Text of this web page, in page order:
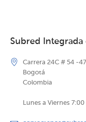
Subred Integrada
Carrera 24C # 54 -
Bogotá
Colombia
Lunes a Viernes